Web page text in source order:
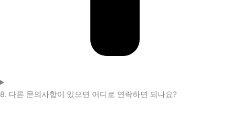
8. 다른 문의사항이 있으면 어디로 연락하면 되나요?